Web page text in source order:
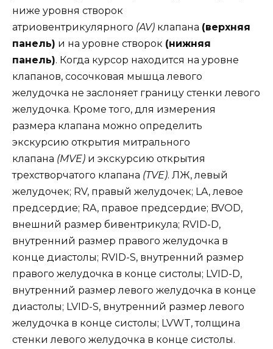
ниже уровня створок
атриовентрикулярного (AV) клапана (верхняя
панель) и на уровне створок (нижняя
панель). Когда курсор находится на уровне
клапанов, сосочковая мышца левого
желудочка не заслоняет границу стенки левого
желудочка. Кроме того, для измерения
размера клапана можно определить
экскурсию открытия митрального
клапана (MVE) и экскурсию открытия
трехстворчатого клапана (TVE). ЛЖ, левый
желудочек; RV, правый желудочек; LA, левое
предсердие; RA, правое предсердие; BVOD,
внешний размер бивентрикула; RVID-D,
внутренний размер правого желудочка в
конце диастолы; RVID-S, внутренний размер
правого желудочка в конце систолы; LVID-D,
внутренний размер левого желудочка в конце
диастолы; LVID-S, внутренний размер левого
желудочка в конце систолы; LVWT, толщина
стенки левого желудочка в конце систолы.